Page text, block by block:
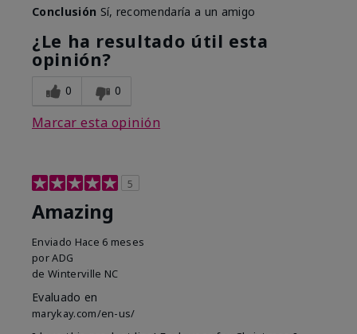
Conclusión Sí, recomendaría a un amigo
¿Le ha resultado útil esta
opinión?
0 0
Marcar esta opinión
5
Amazing
Enviado Hace 6 meses
porADG
de Winterville NC
Evaluado en
marykay.com/en-us/